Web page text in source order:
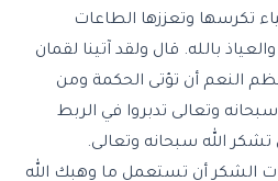
تكرسها وتعززها الطاعات
بالله. قال ولقد آتينا لقمان
النعم أن تؤتى الحكمة ومن
وتعالى تدبروا في الربط
تشكر الله سبحانه وتعالى.
الشكر أن تستعمل ما وهبك الله